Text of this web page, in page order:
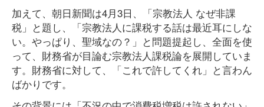
加えて、朝日新聞は4月3日、「宗教法人 なぜ非課
税」と題し、「宗教法人に課税する話は最近耳にしな
い。やっぱり、聖域なの？」と問題提起し、全面を使
って、財務省が目論む宗教法人課税論を展開していま
す。財務省に対して、「これで許してくれ」と言わん
ばかりです。